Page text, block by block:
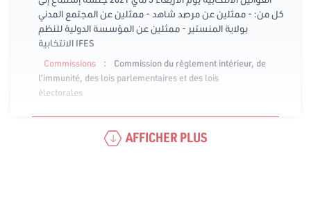
كل من: - ممثلين عن مرصد شاهد - ممثلين عن المجتمع المدني
بولاية المنستير - ممثلين عن المؤسسة الدولية للنظم
الانتخابية IFES
Commissions
:
Commission du règlement intérieur, de
l’immunité, des lois parlementaires et des lois
électorales
AFFICHER PLUS